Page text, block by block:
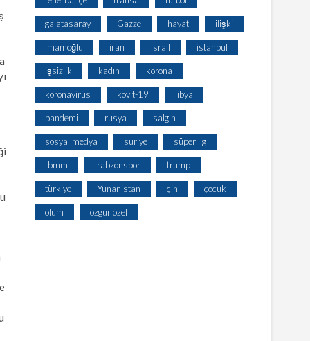
galatasaray Gazze hayat ilişki
imamoğlu iran israil istanbul
işsizlik kadın korona
koronavirüs kovit-19 libya
pandemi rusya salgın
sosyal medya suriye süper lig
tbmm trabzonspor trump
türkiye Yunanistan çin çocuk
ölüm özgür özel